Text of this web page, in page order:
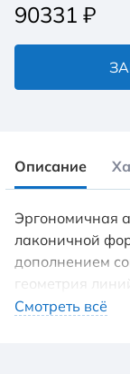
90331 ₽
Описание
Эргономичная
лаконичной
дополнением
геометрия
внимание на
Смотреть всё